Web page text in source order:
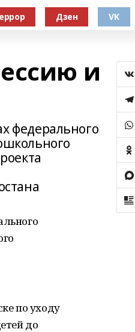
Дзен VK
и
федерального
по уходу
до